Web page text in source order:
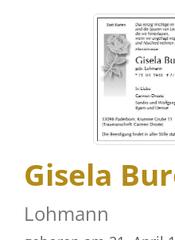
Gisela
Lohmann